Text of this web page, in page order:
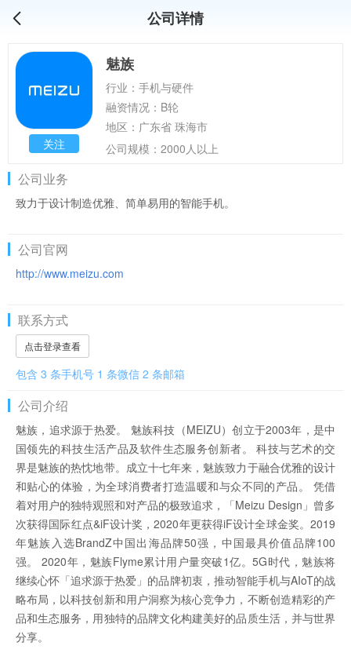
公司详情
关注
魅族
行业：手机与硬件
融资情况：B轮
地区：广东省 珠海市
公司规模：2000人以上
公司业务
致力于设计制造优雅、简单易用的智能手机。
公司官网
http://www.meizu.com
联系方式
点击登录查看
包含 3 条手机号 1 条微信 2 条邮箱
公司介绍
魅族，追求源于热爱。 魅族科技（MEIZU）创立于2003年，是中
国领先的科技生活产品及软件生态服务创新者。 科技与艺术的交
界是魅族的热忱地带。成立十七年来，魅族致力于融合优雅的设计
和贴心的体验，为全球消费者打造温暖和与众不同的产品。 凭借
着对用户的独特观照和对产品的极致追求，「Meizu Design」曾多
次获得国际红点&iF设计奖，2020年更获得iF设计全球金奖。2019
年魅族入选BrandZ中国出海品牌50强，中国最具价值品牌100
强。 2020年，魅族Flyme累计用户量突破1亿。5G时代，魅族将
继续心怀「追求源于热爱」的品牌初衷，推动智能手机与AIoT的战
略布局，以科技创新和用户洞察为核心竞争力，不断创造精彩的产
品和生态服务，用独特的品牌文化构建美好的品质生活，并与世界
分享。